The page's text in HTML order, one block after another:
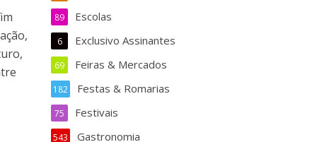
Escolas
89
Exclusivo Assinantes
6
Feiras & Mercados
69
Festas & Romarias
182
Festivais
75
Gastronomia
543